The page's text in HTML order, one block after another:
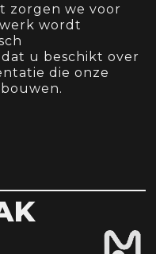
zorgen we voor
wordt
u beschikt over
die onze